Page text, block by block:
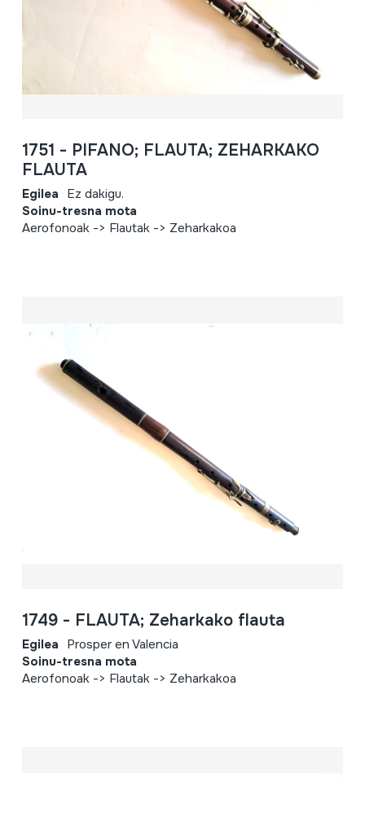
1751 - PIFANO; FLAUTA; ZEHARKAKO
FLAUTA
Egilea Ez dakigu.
Soinu-tresna mota
Aerofonoak -> Flautak -> Zeharkakoa
1749 - FLAUTA; Zeharkako flauta
Egilea Prosper en Valencia
Soinu-tresna mota
Aerofonoak -> Flautak -> Zeharkakoa